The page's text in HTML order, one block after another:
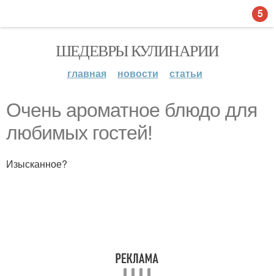
ШЕДЕВРЫ КУЛИНАРИИ
главная новости статьи
Очень ароматное блюдо для
любимых гостей!
Изысканное?
5